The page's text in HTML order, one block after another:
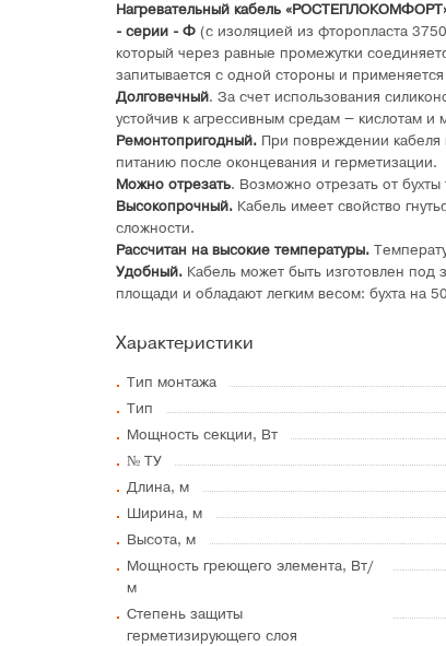
Нагревательный кабель
- серии - Ф (с изоляцией из фторопласта
который через равные промежутки
запитывается с одной стороны и
Долговечный. За счет использования
устойчив к агрессивным средам – кислотам и
Ремонтопригодный. При повреждении кабеля
питанию после оконцевания и герметизации.
Можно отрезать. Возможно отрезать от
Высокопрочный. Кабель имеет свойство
сложности.
Рассчитан на высокие температуры.
Удобный. Кабель может быть изготовлен
площади и обладают легким весом: бухта на
Характеристики
Тип монтажа
Тип
Мощность секции, Вт
№ ТУ
Длина, м
Ширина, м
Высота, м
Мощность греющего элемента, Вт/
м
Степень защиты
герметизирующего слоя